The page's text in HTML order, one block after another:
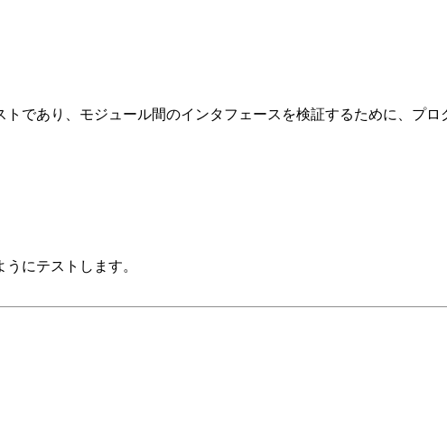
であり、モジュール間のインタフェースを検証するために、プロ
にテストします。